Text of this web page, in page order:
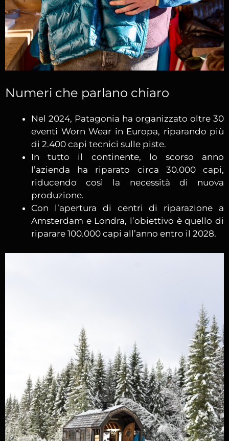
Numeri che parlano chiaro
Nel 2024, Patagonia ha organizzato oltre 30
eventi Worn Wear in Europa, riparando più
di 2.400 capi tecnici sulle piste.
In tutto il continente, lo scorso anno
l’azienda ha riparato circa 30.000 capi,
riducendo così la necessità di nuova
produzione.
Con l’apertura di centri di riparazione a
Amsterdam e Londra, l’obiettivo è quello di
riparare 100.000 capi all’anno entro il 2028.